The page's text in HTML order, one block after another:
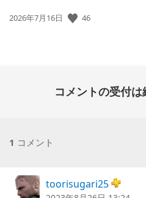
公
2026年7月16日 46
コメントの受付は
1 コメント
toorisugari25